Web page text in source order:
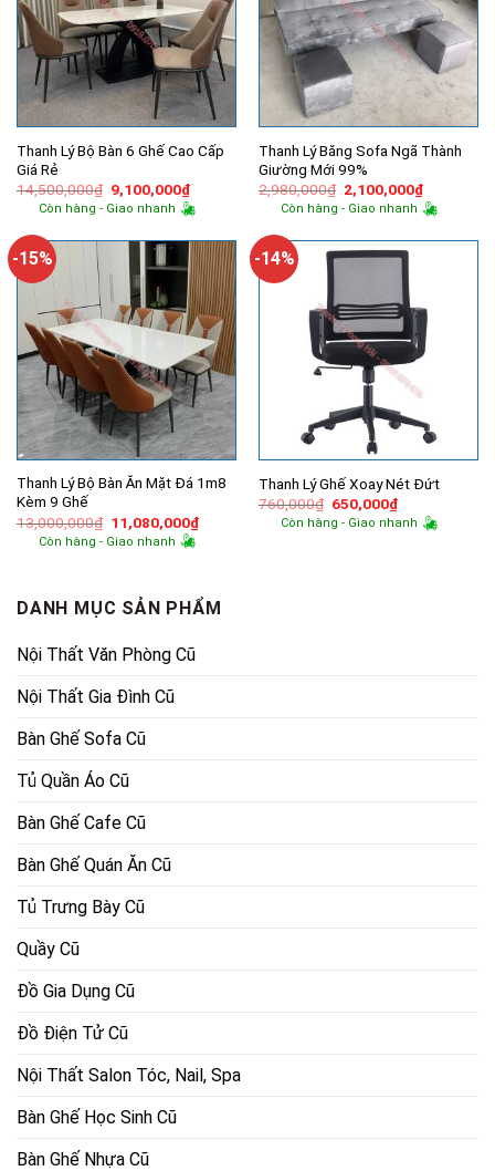
Thanh Lý Bộ Bàn 6 Ghế Cao Cấp
Giá Rẻ
14,500,000₫ Giá
gốc
là:
9,100,000₫Giá
hiện
tại
9,100,000₫.
Còn hàng - Giao nhanh
Thanh Lý Băng Sofa Ngã Thành
Giường Mới 99%
2,980,000₫ Giá
gốc
là:
2,100,000₫Giá
hiện
tại
Còn hàng - Giao nhanh
-15%
Thanh Lý Bộ Bàn Ăn Mặt Đá 1m8
Kèm 9 Ghế
13,000,000₫ Giá
gốc
là:
11,080,000₫Giá
hiện
Còn hàng - Giao nhanh
-14%
Thanh Lý Ghế Xoay Nét Đứt
760,000₫ Giá
gốc
là:
650,000₫Giá
hiện
tại
Còn hàng - Giao nhanh
DANH MỤC SẢN PHẨM
Nội Thất Văn Phòng Cũ
Nội Thất Gia Đình Cũ
Bàn Ghế Sofa Cũ
Tủ Quần Áo Cũ
Bàn Ghế Cafe Cũ
Bàn Ghế Quán Ăn Cũ
Tủ Trưng Bày Cũ
Quầy Cũ
Đồ Gia Dụng Cũ
Đồ Điện Tử Cũ
Nội Thất Salon Tóc, Nail, Spa
Bàn Ghế Học Sinh Cũ
Bàn Ghế Nhựa Cũ